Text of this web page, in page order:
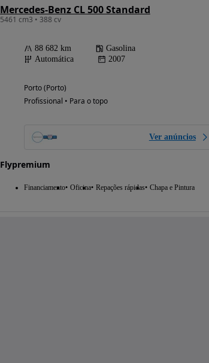
Mercedes-Benz CL 500 Standard
5461 cm3 • 388 cv
88 682 km
Gasolina
Automática
2007
Porto (Porto)
Profissional • Para o topo
Ver anúncios
Flypremium
Financiamento Oficina Repações rápidas Chapa e Pintura